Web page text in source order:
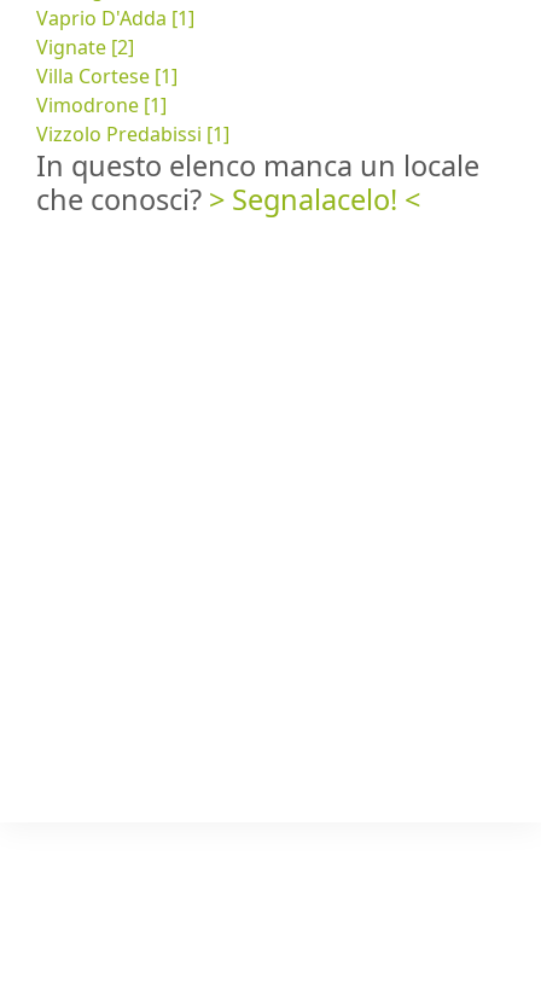
Vaprio D'Adda [1]
Vignate [2]
Villa Cortese [1]
Vimodrone [1]
Vizzolo Predabissi [1]
In questo elenco manca un locale
che conosci? > Segnalacelo! <